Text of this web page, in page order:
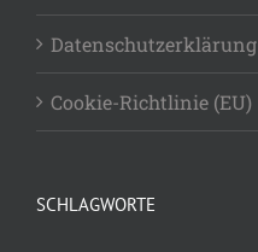
Datenschutzerklärung
Cookie-Richtlinie (EU)
SCHLAGWORTE